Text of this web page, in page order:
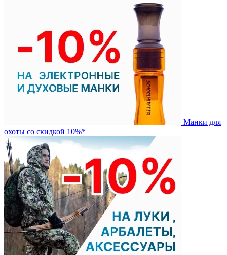
Манки для
охоты со скидкой 10%*